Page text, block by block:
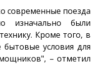
современные поезда
изначально были
Кроме того, в
бытовые условия для
– отметил